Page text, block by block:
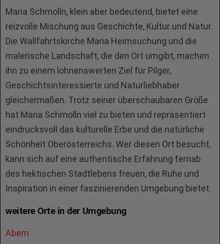
Maria Schmolln, klein aber bedeutend, bietet eine
reizvolle Mischung aus Geschichte, Kultur und Natur.
Die Wallfahrtskirche Maria Heimsuchung und die
malerische Landschaft, die den Ort umgibt, machen
ihn zu einem lohnenswerten Ziel für Pilger,
Geschichtsinteressierte und Naturliebhaber
gleichermaßen. Trotz seiner überschaubaren Größe
hat Maria Schmolln viel zu bieten und repräsentiert
eindrucksvoll das kulturelle Erbe und die natürliche
Schönheit Oberösterreichs. Wer diesen Ort besucht,
kann sich auf eine authentische Erfahrung fernab
des hektischen Stadtlebens freuen, die Ruhe und
Inspiration in einer faszinierenden Umgebung bietet.
weitere Orte in der Umgebung
Abern